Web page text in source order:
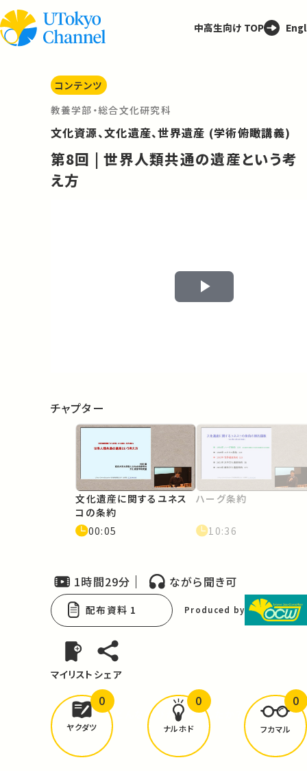
中高生向け TOP
コンテンツ
教養学部・総合文化研究科
文化資源、文化遺産、世界遺産 (学術俯瞰講義)
第8回 | 世界人類共通の遺産という考
え方
Play
チャプター
文化遺産に関するユネス
コの条約
00:05
ハーグ条約
10:36
1時間29分 ながら聞き可
配布資料 1 Produced by
マイリスト シェア
どんな学びがありましたか？
ヤクダツ
0
ナルホド
0
フカマル
0